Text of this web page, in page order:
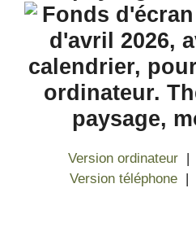
Version ordinateur |
Version téléphone|